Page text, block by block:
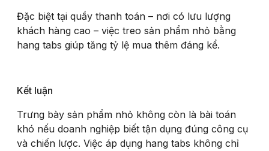
Đặc biệt tại quầy thanh toán – nơi có lưu lượng
khách hàng cao – việc treo sản phẩm nhỏ bằng
hang tabs giúp tăng tỷ lệ mua thêm đáng kể.
Kết luận
Trưng bày sản phẩm nhỏ không còn là bài toán
khó nếu doanh nghiệp biết tận dụng đúng công cụ
và chiến lược. Việc áp dụng hang tabs không chỉ